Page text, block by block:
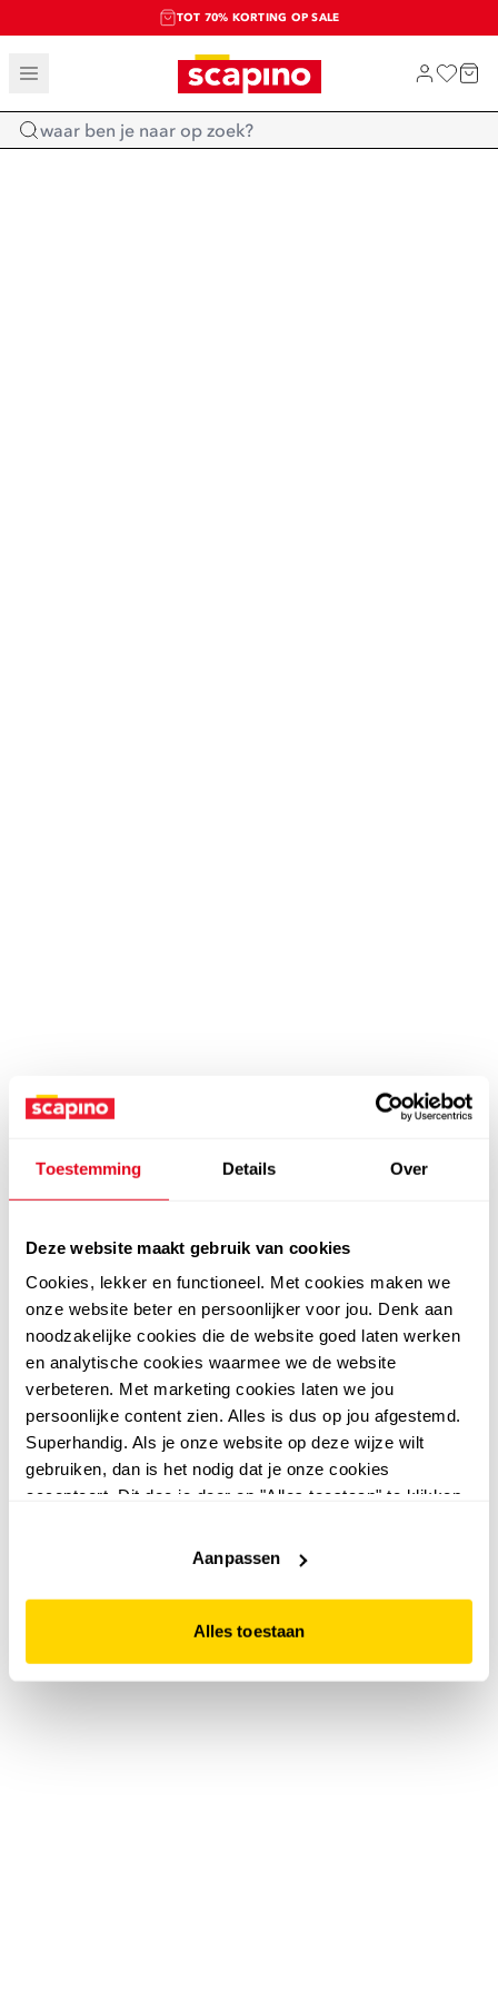
Toestemming Details Over
Deze website maakt gebruik van cookies
Cookies, lekker en functioneel. Met cookies maken we
onze website beter en persoonlijker voor jou. Denk aan
noodzakelijke cookies die de website goed laten werken
en analytische cookies waarmee we de website
verbeteren. Met marketing cookies laten we jou
persoonlijke content zien. Alles is dus op jou afgestemd.
Superhandig. Als je onze website op deze wijze wilt
gebruiken, dan is het nodig dat je onze cookies
accepteert. Dit doe je door op "Alles toestaan" te klikken.
website niet optimaal functioneert.
Aanpassen
Alles toestaan
TOT 70% KORTING OP SALE
SALE: LAATSTE KANS!
SHOP NIEUW
Home